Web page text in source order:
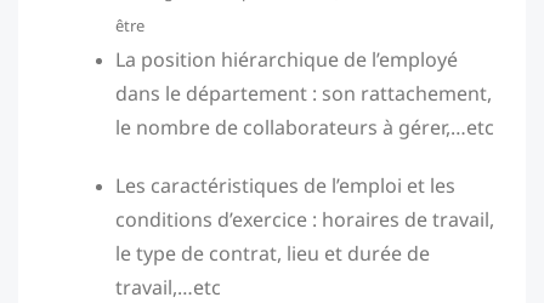
être
La position hiérarchique de l’employé
dans le département : son rattachement,
le nombre de collaborateurs à gérer,…etc
Les caractéristiques de l’emploi et les
conditions d’exercice : horaires de travail,
le type de contrat, lieu et durée de
travail,…etc